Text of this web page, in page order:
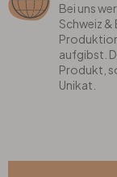
Bei uns
Schweiz &
aufgibst.
Produkt,
Unikat.